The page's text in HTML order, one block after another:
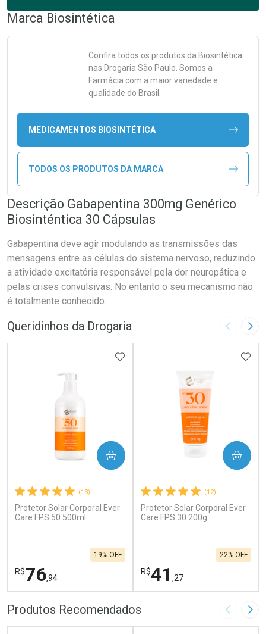
Marca Biosintética
Confira todos os produtos da Biosintética
nas Drogaria São Paulo. Somos a
Farmácia com a maior variedade e
qualidade do Brasil.
MEDICAMENTOS BIOSINTÉTICA
TODOS OS PRODUTOS DA MARCA
Descrição Gabapentina 300mg Genérico
Biosinténtica 30 Cápsulas
Gabapentina deve agir modulando as transmissões das
mensagens entre as células do sistema nervoso, reduzindo
a atividade excitatória responsável pela dor neuropática e
pelas crises convulsivas. No entanto o seu mecanismo não
é totalmente conhecido.
Queridinhos da Drogaria Imagem
(13)
Protetor Solar Corporal Ever
Care FPS 50 500ml
R$76,94
19% OFF
ADICIONAR AOS FAVORITOS
COMPRAR
FECHAR
FECHAR
(12)
Protetor Solar Corporal Ever
Care FPS 30 200g
R$41 ,27
22% OFF
COMPRAR
Produtos Recomendados Imagem